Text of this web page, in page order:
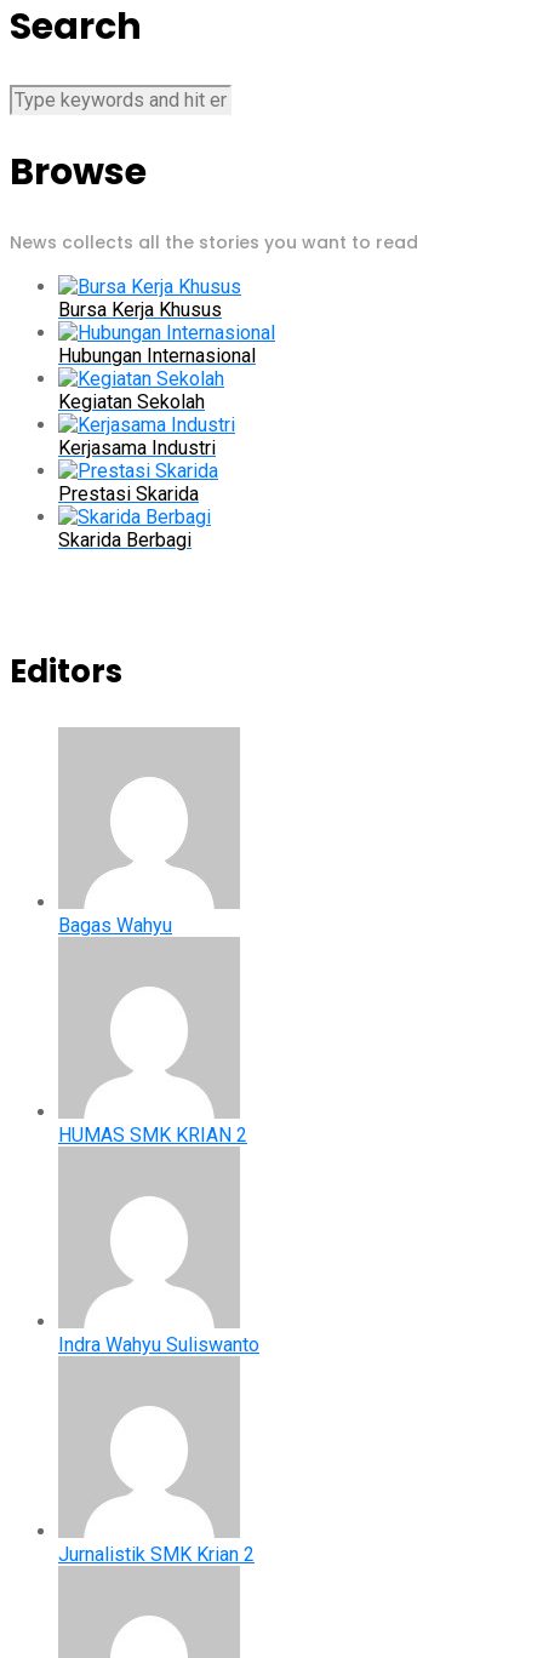
Search
Browse
News collects all the stories you want to read
Bursa Kerja Khusus
Hubungan Internasional
Kegiatan Sekolah
Kerjasama Industri
Prestasi Skarida
Skarida Berbagi
Editors
Bagas Wahyu
HUMAS SMK KRIAN 2
Indra Wahyu Suliswanto
Jurnalistik SMK Krian 2